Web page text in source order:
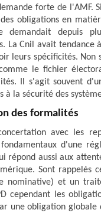
forte de l'AMF.
obligations en
demandait depuis
La Cnil avait tendance
leurs spécificités. Non
le fichier
Il s'agit souvent
à la sécurité des
des formalités
avec les
d'une
répond aussi aux
Sont rappelés
nominative) et un
cependant les
une obligation